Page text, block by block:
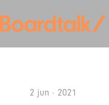
2 jun · 2021